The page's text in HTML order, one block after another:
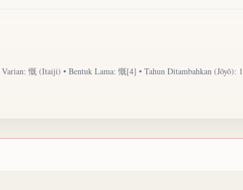
Varian: 慨 (Itaiji) • Bentuk Lama: 慨[4] • Tahun Ditambahkan (Jōyō):